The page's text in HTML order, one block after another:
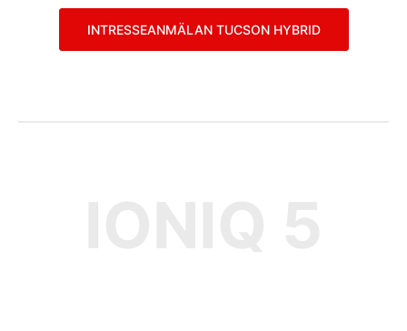
INTRESSEANMÄLAN TUCSON HYBRID